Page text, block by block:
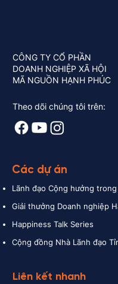
CÔNG TY CỔ PHẦN
DOANH NGHIỆP XÃ HỘI
MÃ NGUỒN HẠNH PHÚC
Theo dõi chúng tôi trên:
Các dự án
Lãnh đạo Cộng hưởng
Giải thưởng Doanh nghiệp
Happiness Talk Series
Cộng đồng Nhà Lãnh đạo
Liên kết nhanh